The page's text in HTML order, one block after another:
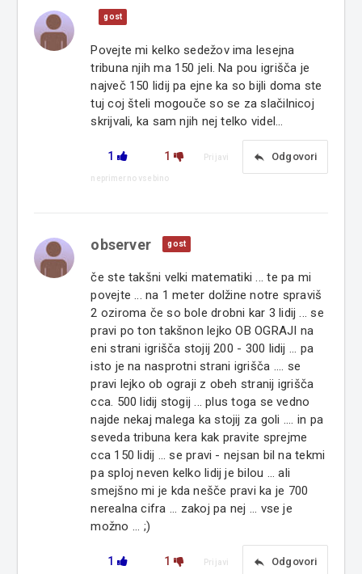
gost
Povejte mi kelko sedežov ima lesejna
tribuna njih ma 150 jeli. Na pou igrišča je
največ 150 lidij pa ejne ka so bijli doma ste
tuj coj šteli mogouče so se za slačilnicoj
skrijvali, ka sam njih nej telko videl...
1 1 reply Odgovori
Prijavi
neprimerno vsebino
observer gost
če ste takšni velki matematiki ... te pa mi
povejte ... na 1 meter dolžine notre spraviš
2 oziroma če so bole drobni kar 3 lidij ... se
pravi po ton takšnon lejko OB OGRAJI na
eni strani igrišča stojij 200 - 300 lidij ... pa
isto je na nasprotni strani igrišča .... se
pravi lejko ob ograji z obeh stranij igrišča
cca. 500 lidij stogij ... plus toga se vedno
najde nekaj malega ka stojij za goli .... in pa
seveda tribuna kera kak pravite sprejme
cca 150 lidij ... se pravi - nejsan bil na tekmi
pa sploj neven kelko lidij je bilou ... ali
smejšno mi je kda nešče pravi ka je 700
nerealna cifra ... zakoj pa nej ... vse je
možno ... ;)
1 1 reply Odgovori
Prijavi